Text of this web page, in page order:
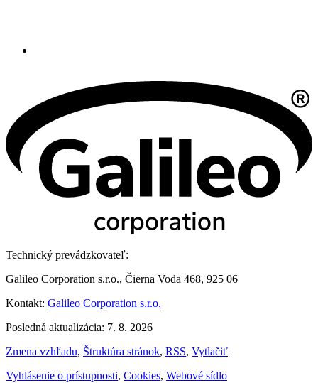
Technický prevádzkovateľ:
Galileo Corporation s.r.o., Čierna Voda 468, 925 06
Kontakt: Galileo Corporation s.r.o.
Posledná aktualizácia: 7. 8. 2026
Zmena vzhľadu, Štruktúra stránok, RSS, Vytlačiť
Vyhlásenie o prístupnosti, Cookies, Webové sídlo